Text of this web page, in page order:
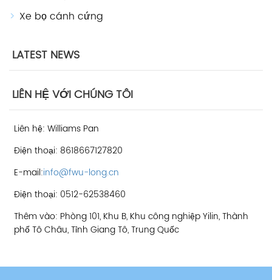
Xe bọ cánh cứng
LATEST NEWS
LIÊN HỆ VỚI CHÚNG TÔI
Liên hệ: Williams Pan
Điện thoại: 8618667127820
E-mail:info@fwu-long.cn
Điện thoại: 0512-62538460
Thêm vào: Phòng 101, Khu B, Khu công nghiệp Yilin, Thành
phố Tô Châu, Tỉnh Giang Tô, Trung Quốc